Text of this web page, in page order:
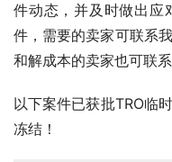
件动态，并及时做出应
件，需要的卖家可联系
和解成本的卖家也可联系
以下案件已获批TRO临
冻结！